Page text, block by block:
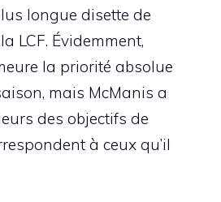
longue disette de
LCF. Évidemment,
la priorité absolue
mais McManis a
des objectifs de
à ceux qu’il